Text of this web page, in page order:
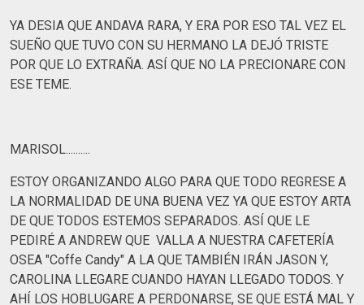
YA DESIA QUE ANDAVA RARA, Y ERA POR ESO TAL VEZ EL
SUEÑO QUE TUVO CON SU HERMANO LA DEJÓ TRISTE
POR QUE LO EXTRAÑA. ASÍ QUE NO LA PRECIONARE CON
ESE TEME.
MARISOL..........
ESTOY ORGANIZANDO ALGO PARA QUE TODO REGRESE A
LA NORMALIDAD DE UNA BUENA VEZ YA QUE ESTOY ARTA
DE QUE TODOS ESTEMOS SEPARADOS. ASÍ QUE LE
PEDIRÉ A ANDREW QUE VALLA A NUESTRA CAFETERÍA
OSEA "Coffe Candy" A LA QUE TAMBIÉN IRÁN JASON Y,
CAROLINA LLEGARE CUANDO HAYAN LLEGADO TODOS. Y
AHÍ LOS HOBLUGARE A PERDONARSE, SE QUE ESTÁ MAL Y